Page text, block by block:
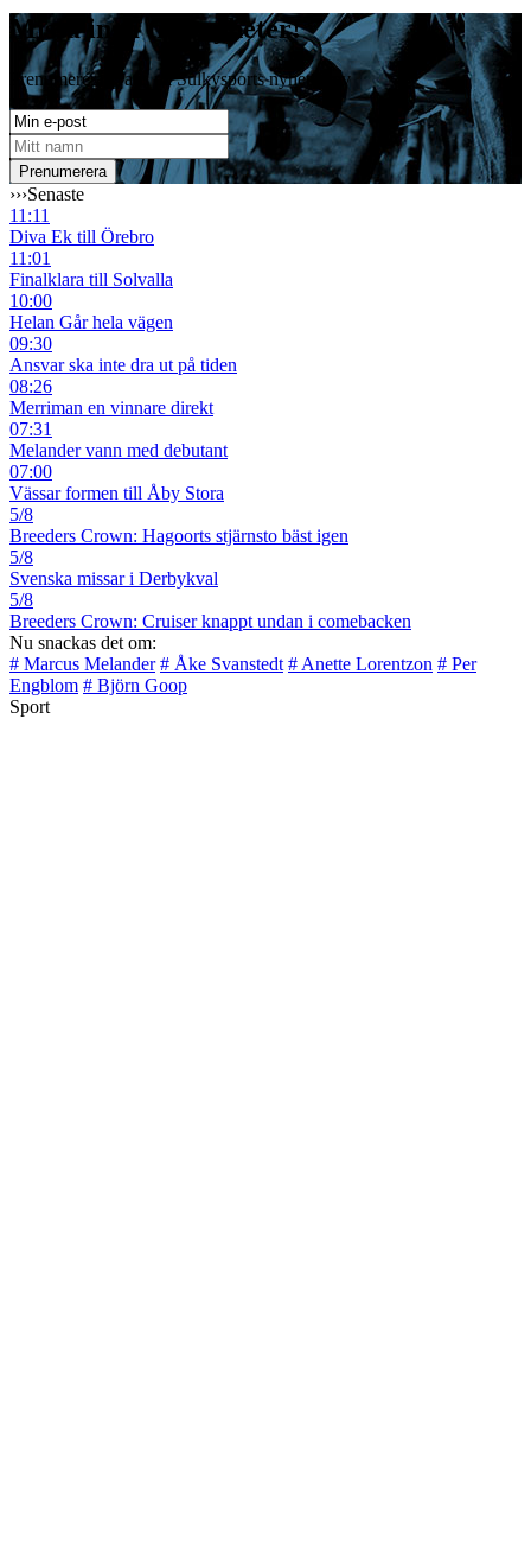
Missa inga travnyheter!
Prenumerera gratis på Sulkysports nyhetsbrev
›››Senaste
11:11
Diva Ek till Örebro
11:01
Finalklara till Solvalla
10:00
Helan Går hela vägen
09:30
Ansvar ska inte dra ut på tiden
08:26
Merriman en vinnare direkt
07:31
Melander vann med debutant
07:00
Vässar formen till Åby Stora
5/8
Breeders Crown: Hagoorts stjärnsto bäst igen
5/8
Svenska missar i Derbykval
5/8
Breeders Crown: Cruiser knappt undan i comebacken
Nu snackas det om:
# Marcus Melander # Åke Svanstedt # Anette Lorentzon # Per
Engblom # Björn Goop
Sport